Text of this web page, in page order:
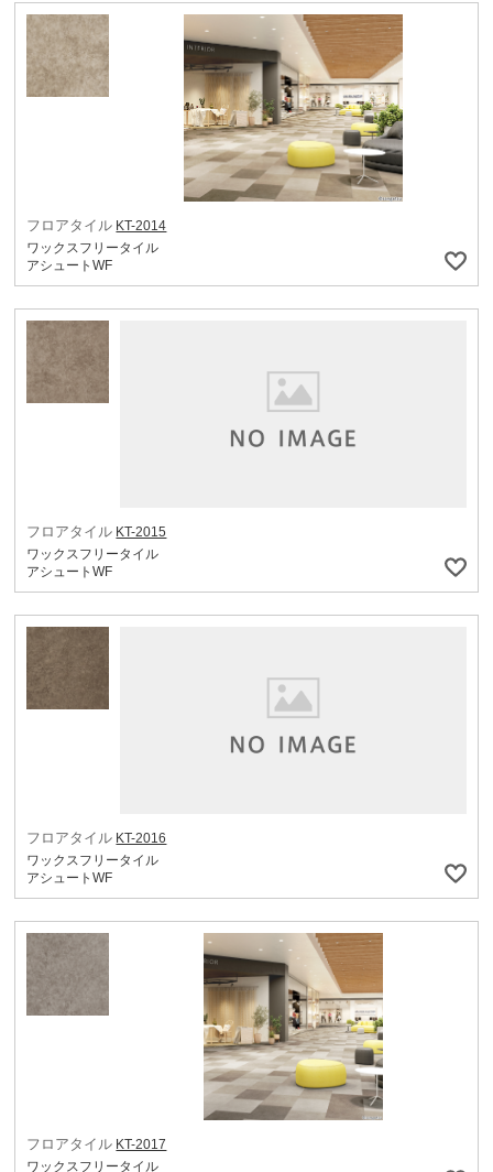
フロアタイル KT-2014
ワックスフリータイル
アシュートWF
フロアタイル KT-2015
ワックスフリータイル
アシュートWF
フロアタイル KT-2016
ワックスフリータイル
アシュートWF
フロアタイル KT-2017
ワックスフリータイル